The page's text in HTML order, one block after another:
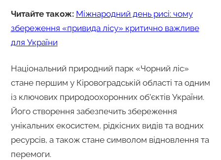
Читайте також: Міжнародний день рисі: чому
збереження «привида лісу» критично важливе
для України
Національний природний парк «Чорний ліс»
стане першим у Кіровоградській області та одним
із ключових природоохоронних об’єктів України.
Його створення забезпечить збереження
унікальних екосистем, рідкісних видів та водних
ресурсів, а також стане символом відновлення та
перемоги.